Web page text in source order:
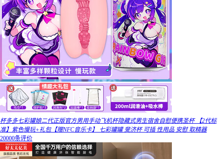
杯多多七彩罐娘二代正版官方男用手动飞机杯隐藏式男生宿舍自慰便携圣杯 【2代标
准】紫色慢玩+礼包【赠NFC音乐卡】 七彩罐罐 斐济杯 可插 性用品 安慰 取精器
20000条评价